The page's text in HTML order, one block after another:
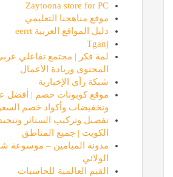
Zaytoona store for PC
موقع مناهجنا التعليمي
دليل المواقع العربية eerrt
Tganj
لمة فكر | مجتمع تفاعلي
المحتوى وريادة الأعمال
شبكة رأي الإخبارية
موقع كوبونات خصم | أفضل
وتخفيضات وأكواد خصم
تفصيل وتركيب الستائر
الكويت | جميع المناطق
مدونة الميامين – موسوعة
الولائي
القيم العالمية للحاسبات